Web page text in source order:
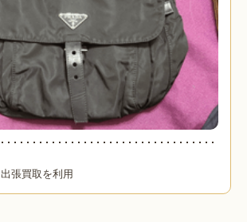
出張買取を利用